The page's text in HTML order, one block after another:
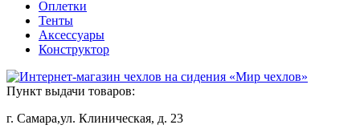
Оплетки
Тенты
Аксессуары
Конструктор
Пункт выдачи товаров:
г. Самара,ул. Клиническая, д. 23